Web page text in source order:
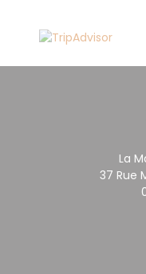
La
37 Rue